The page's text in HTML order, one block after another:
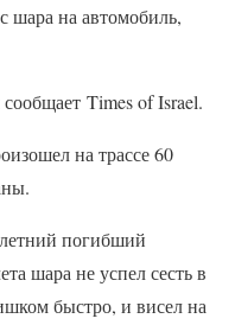
на автомобиль,
Times of Israel.
на трассе 60
погибший
шара не успел сесть в
быстро, и висел на